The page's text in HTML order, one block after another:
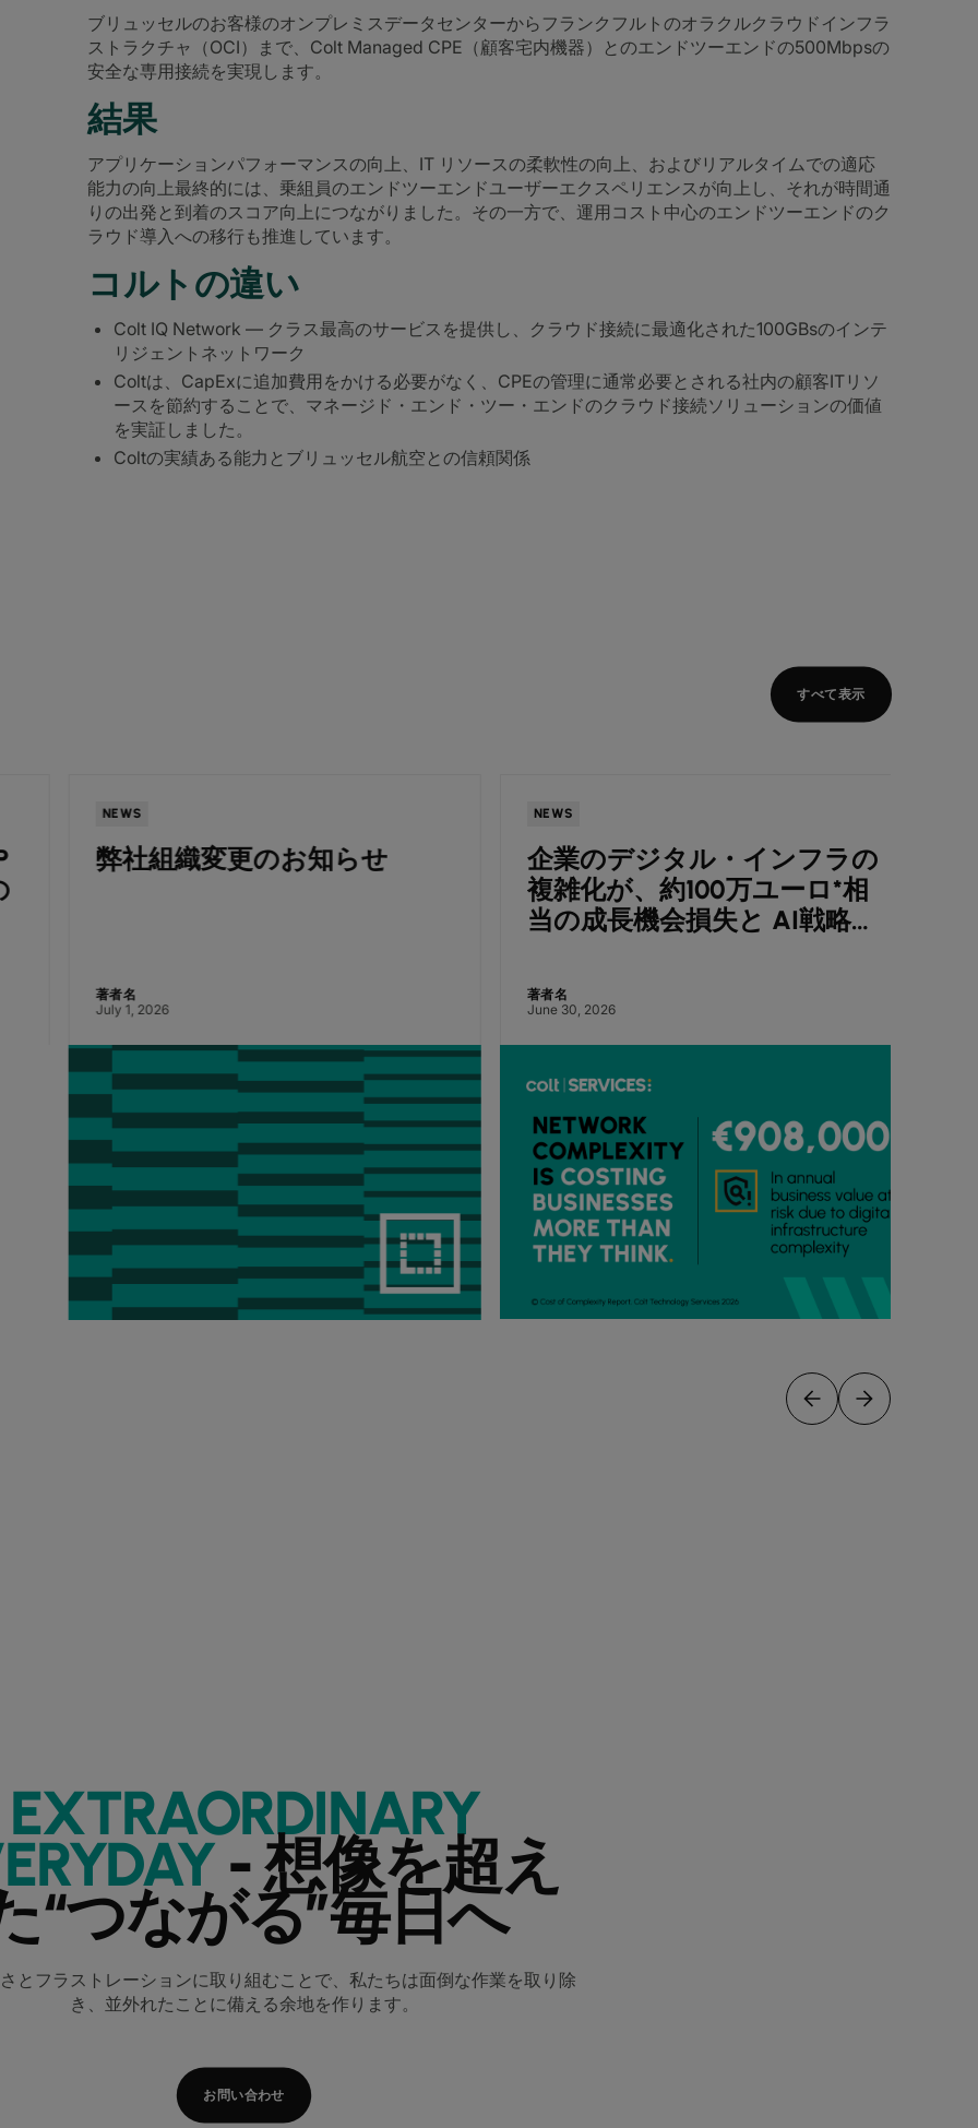
ブリュッセルのお客様のオンプレミスデータセンターからフランクフルトのオラクルクラウドインフラ
ストラクチャ（OCI）まで、Colt Managed CPE（顧客宅内機器）とのエンドツーエンドの500Mbpsの
安全な専用接続を実現します。
結果
アプリケーションパフォーマンスの向上、IT リソースの柔軟性の向上、およびリアルタイムでの適応
能力の向上最終的には、乗組員のエンドツーエンドユーザーエクスペリエンスが向上し、それが時間通
りの出発と到着のスコア向上につながりました。その一方で、運用コスト中心のエンドツーエンドのク
ラウド導入への移行も推進しています。
コルトの違い
Colt IQ Network — クラス最高のサービスを提供し、クラウド接続に最適化された100GBsのインテ
リジェントネットワーク
Coltは、CapExに追加費用をかける必要がなく、CPEの管理に通常必要とされる社内の顧客ITリソ
ースを節約することで、マネージド・エンド・ツー・エンドのクラウド接続ソリューションの価値
を実証しました。
Coltの実績ある能力とブリュッセル航空との信頼関係
すべて表示
弊社組織変更のお知らせ
著者名
July 1, 2026
企業のデジタル・インフラの
複雑化が、約100万ユーロ*相
当の成長機会損失と AI戦略停
著者名
June 30, 2026
EXTRAORDINARY
- 想像を超え
“つながる”毎日へ
とフラストレーションに取り組むことで、私たちは面倒な作業を取り除
き、並外れたことに備える余地を作ります。
お問い合わせ